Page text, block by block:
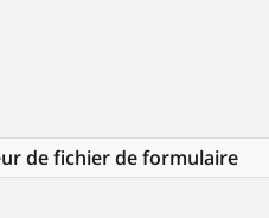
de fichier de formulaire